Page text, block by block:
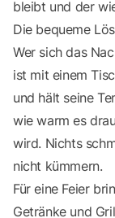
bleibt und der
Die bequeme
Wer sich das
ist mit einem
und hält seine
wie warm es
wird. Nichts
nicht kümmern.
Für eine Feier
Getränke und